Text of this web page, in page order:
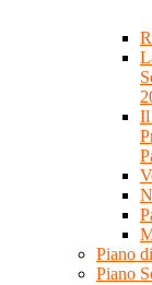
Il
Piano
Piano